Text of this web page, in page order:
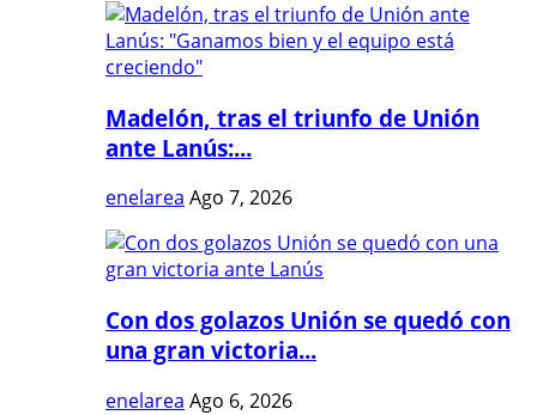
Madelón, tras el triunfo de Unión
ante Lanús:...
enelarea Ago 7, 2026
Con dos golazos Unión se quedó con
una gran victoria...
enelarea Ago 6, 2026